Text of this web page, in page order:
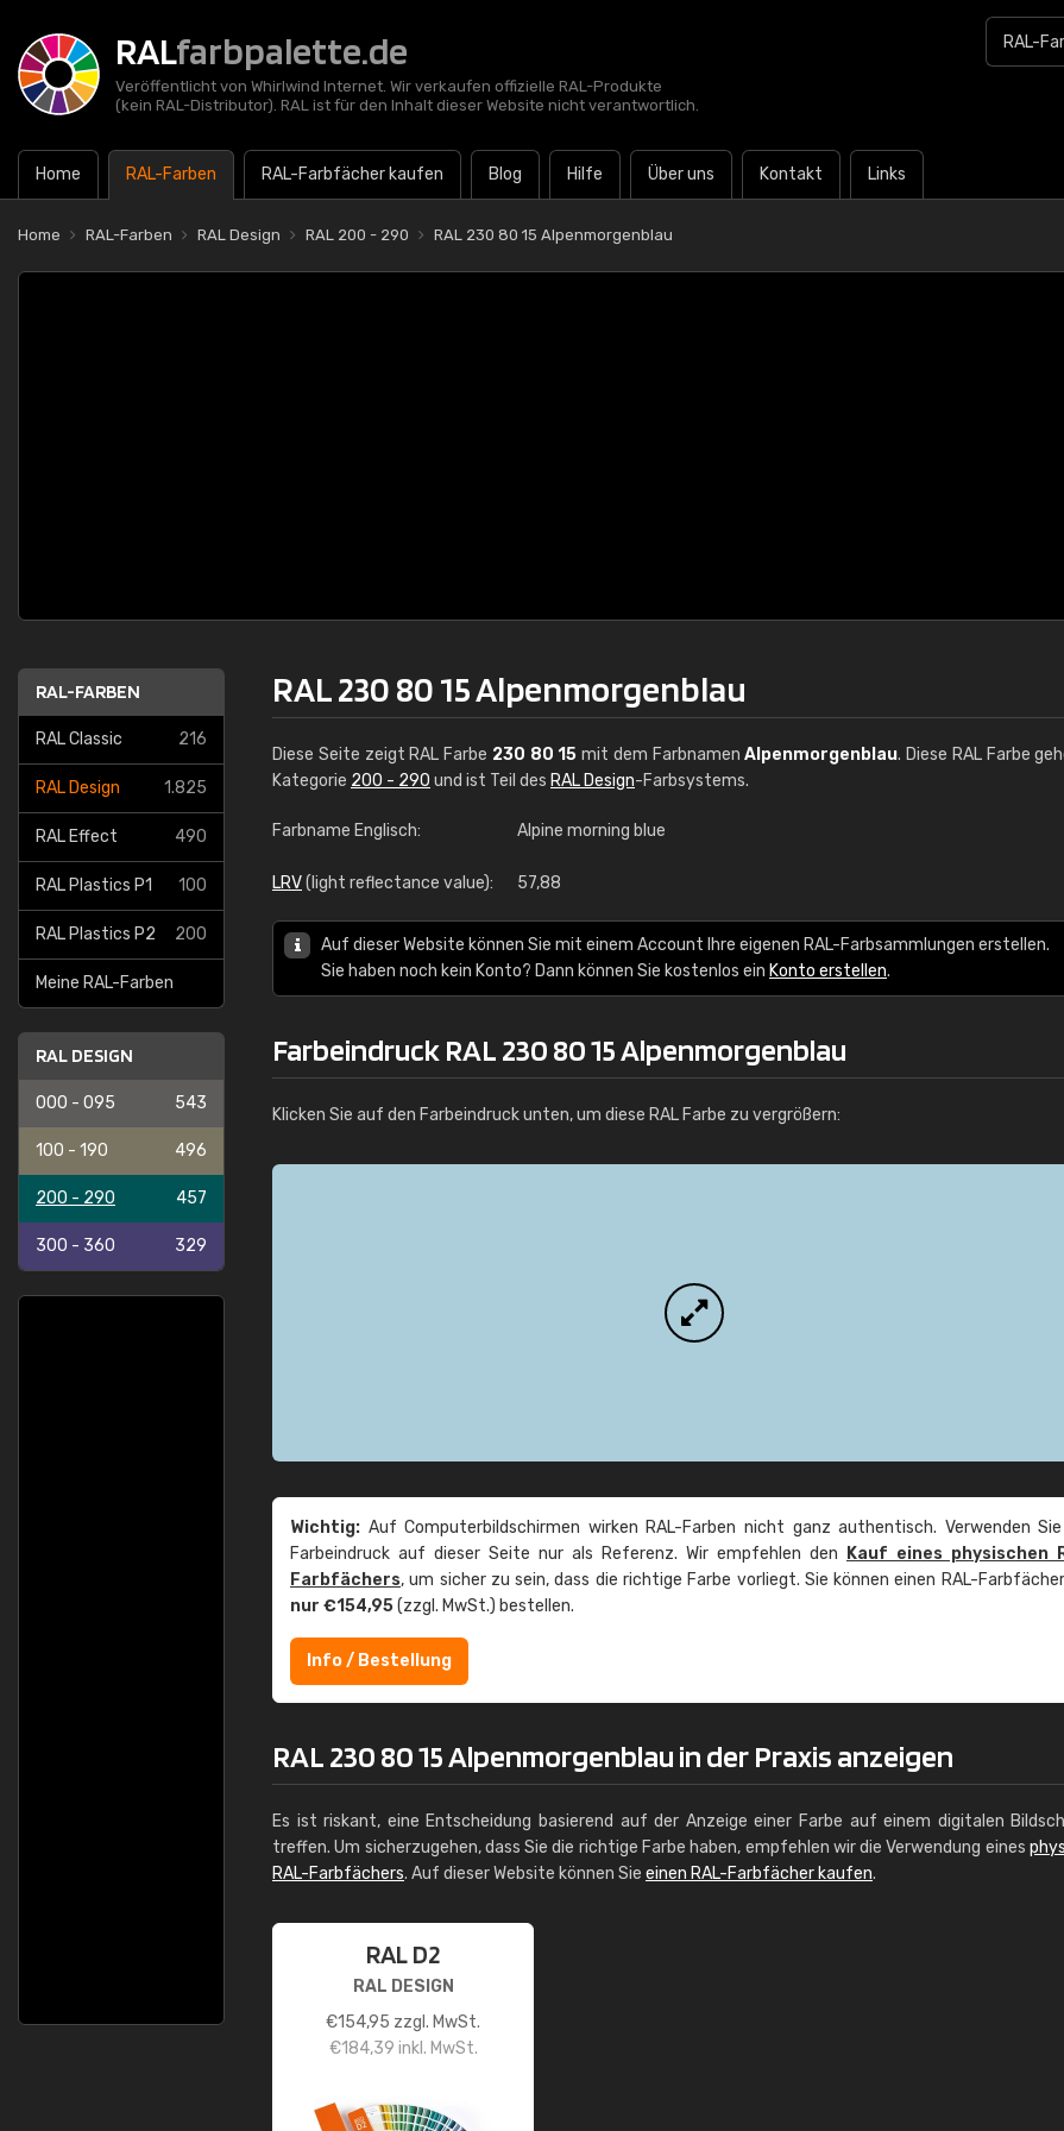
RALfarbpalette.de
Veröffentlicht von Whirlwind Internet. Wir verkaufen offizielle RAL-Produkte
(kein RAL-Distributor). RAL ist für den Inhalt dieser Website nicht verantwortlich.
Home RAL-Farben RAL-Farbfächer kaufen Blog Hilfe Über uns Kontakt Links
Home RAL-Farben RAL Design RAL 200 - 290 RAL 230 80 15 Alpenmorgenblau
RAL-FARBEN
RAL Classic 216
RAL Design 1.825
RAL Effect 490
RAL Plastics P1 100
RAL Plastics P2 200
Meine RAL-Farben
RAL DESIGN
000 - 095 543
100 - 190 496
200 - 290 457
300 - 360 329
RAL 230 80 15 Alpenmorgenblau
Diese Seite zeigt RAL Farbe 230 80 15 mit dem FarbnamenAlpenmorgenblau. Diese RAL Farbe
Kategorie 200 - 290 und ist Teil des RAL Design-Farbsystems.
Farbname Englisch: Alpine morning blue
LRV(light reflectance value): 57,88
Auf dieser Website können Sie mit einem Account Ihre eigenen RAL-Farbsammlungen erstellen.
Sie haben noch kein Konto? Dann können Sie kostenlos ein Konto erstellen.
Farbeindruck RAL 230 80 15 Alpenmorgenblau
Klicken Sie auf den Farbeindruck unten, um diese RAL Farbe zu vergrößern:
Wichtig: Auf Computerbildschirmen wirken RAL-Farben nicht ganz authentisch. Verwenden
Farbeindruck auf dieser Seite nur als Referenz. Wir empfehlen den
Kauf eines physischen
Farbfächers, um sicher zu sein, dass die richtige Farbe vorliegt. Sie können einen RAL-Farbfächer
nur €154,95(zzgl. MwSt.) bestellen.
Info / Bestellung
RAL 230 80 15 Alpenmorgenblau in der Praxis anzeigen
Es ist riskant, eine Entscheidung basierend auf der Anzeige einer Farbe auf einem digitalen
treffen. Um sicherzugehen, dass Sie die richtige Farbe haben, empfehlen wir die Verwendung eines
RAL-Farbfächers. Auf dieser Website können Sie einen RAL-Farbfächer kaufen.
RAL D2
RAL DESIGN
€154,95 zzgl. MwSt.
€184,39 inkl. MwSt.
RAL K7 auf